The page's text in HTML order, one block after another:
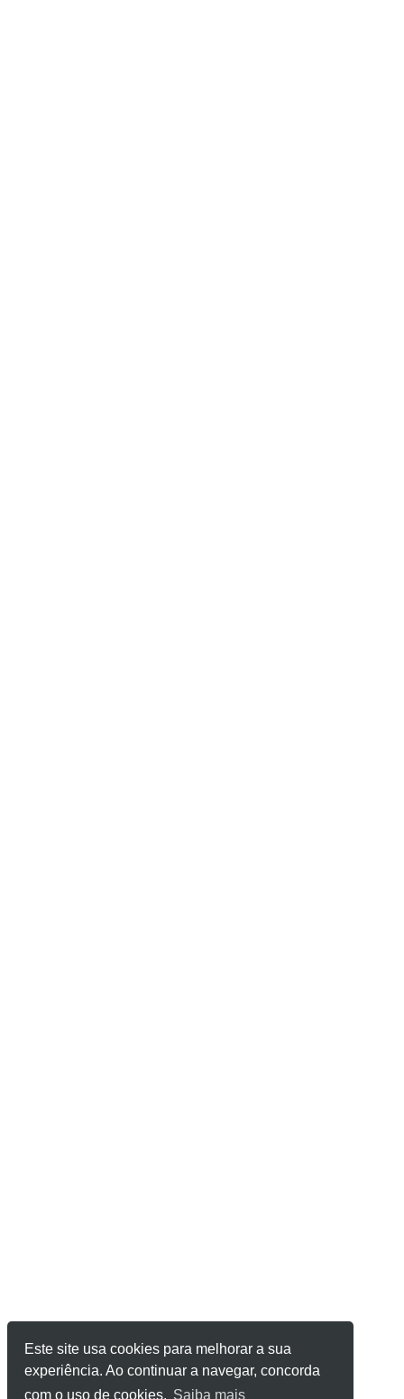
Este site usa cookies para melhorar a sua
experiência. Ao continuar a navegar, concorda
com o uso de cookies. Saiba mais